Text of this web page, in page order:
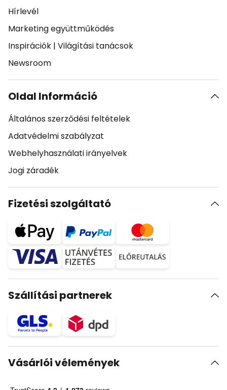
Hírlevél
Marketing együttműködés
Inspirációk | Világítási tanácsok
Newsroom
Oldal Információ
Általános szerződési feltételek
Adatvédelmi szabályzat
Webhelyhasználati irányelvek
Jogi záradék
Fizetési szolgáltató
Szállítási partnerek
Vásárlói vélemények